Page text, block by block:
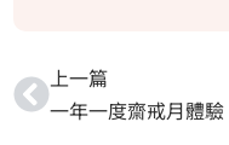
上一篇
一年一度齋戒月體驗